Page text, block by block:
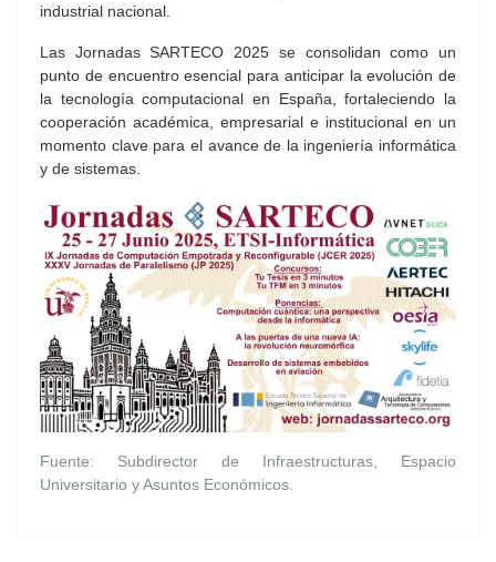
industrial nacional.
Las Jornadas SARTECO 2025 se consolidan como un
punto de encuentro esencial para anticipar la evolución de
la tecnología computacional en España, fortaleciendo la
cooperación académica, empresarial e institucional en un
momento clave para el avance de la ingeniería informática
y de sistemas.
Fuente: Subdirector de Infraestructuras, Espacio
Universitario y Asuntos Económicos.